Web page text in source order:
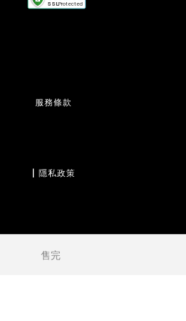
售完
服務條款
                  |
隱私政策